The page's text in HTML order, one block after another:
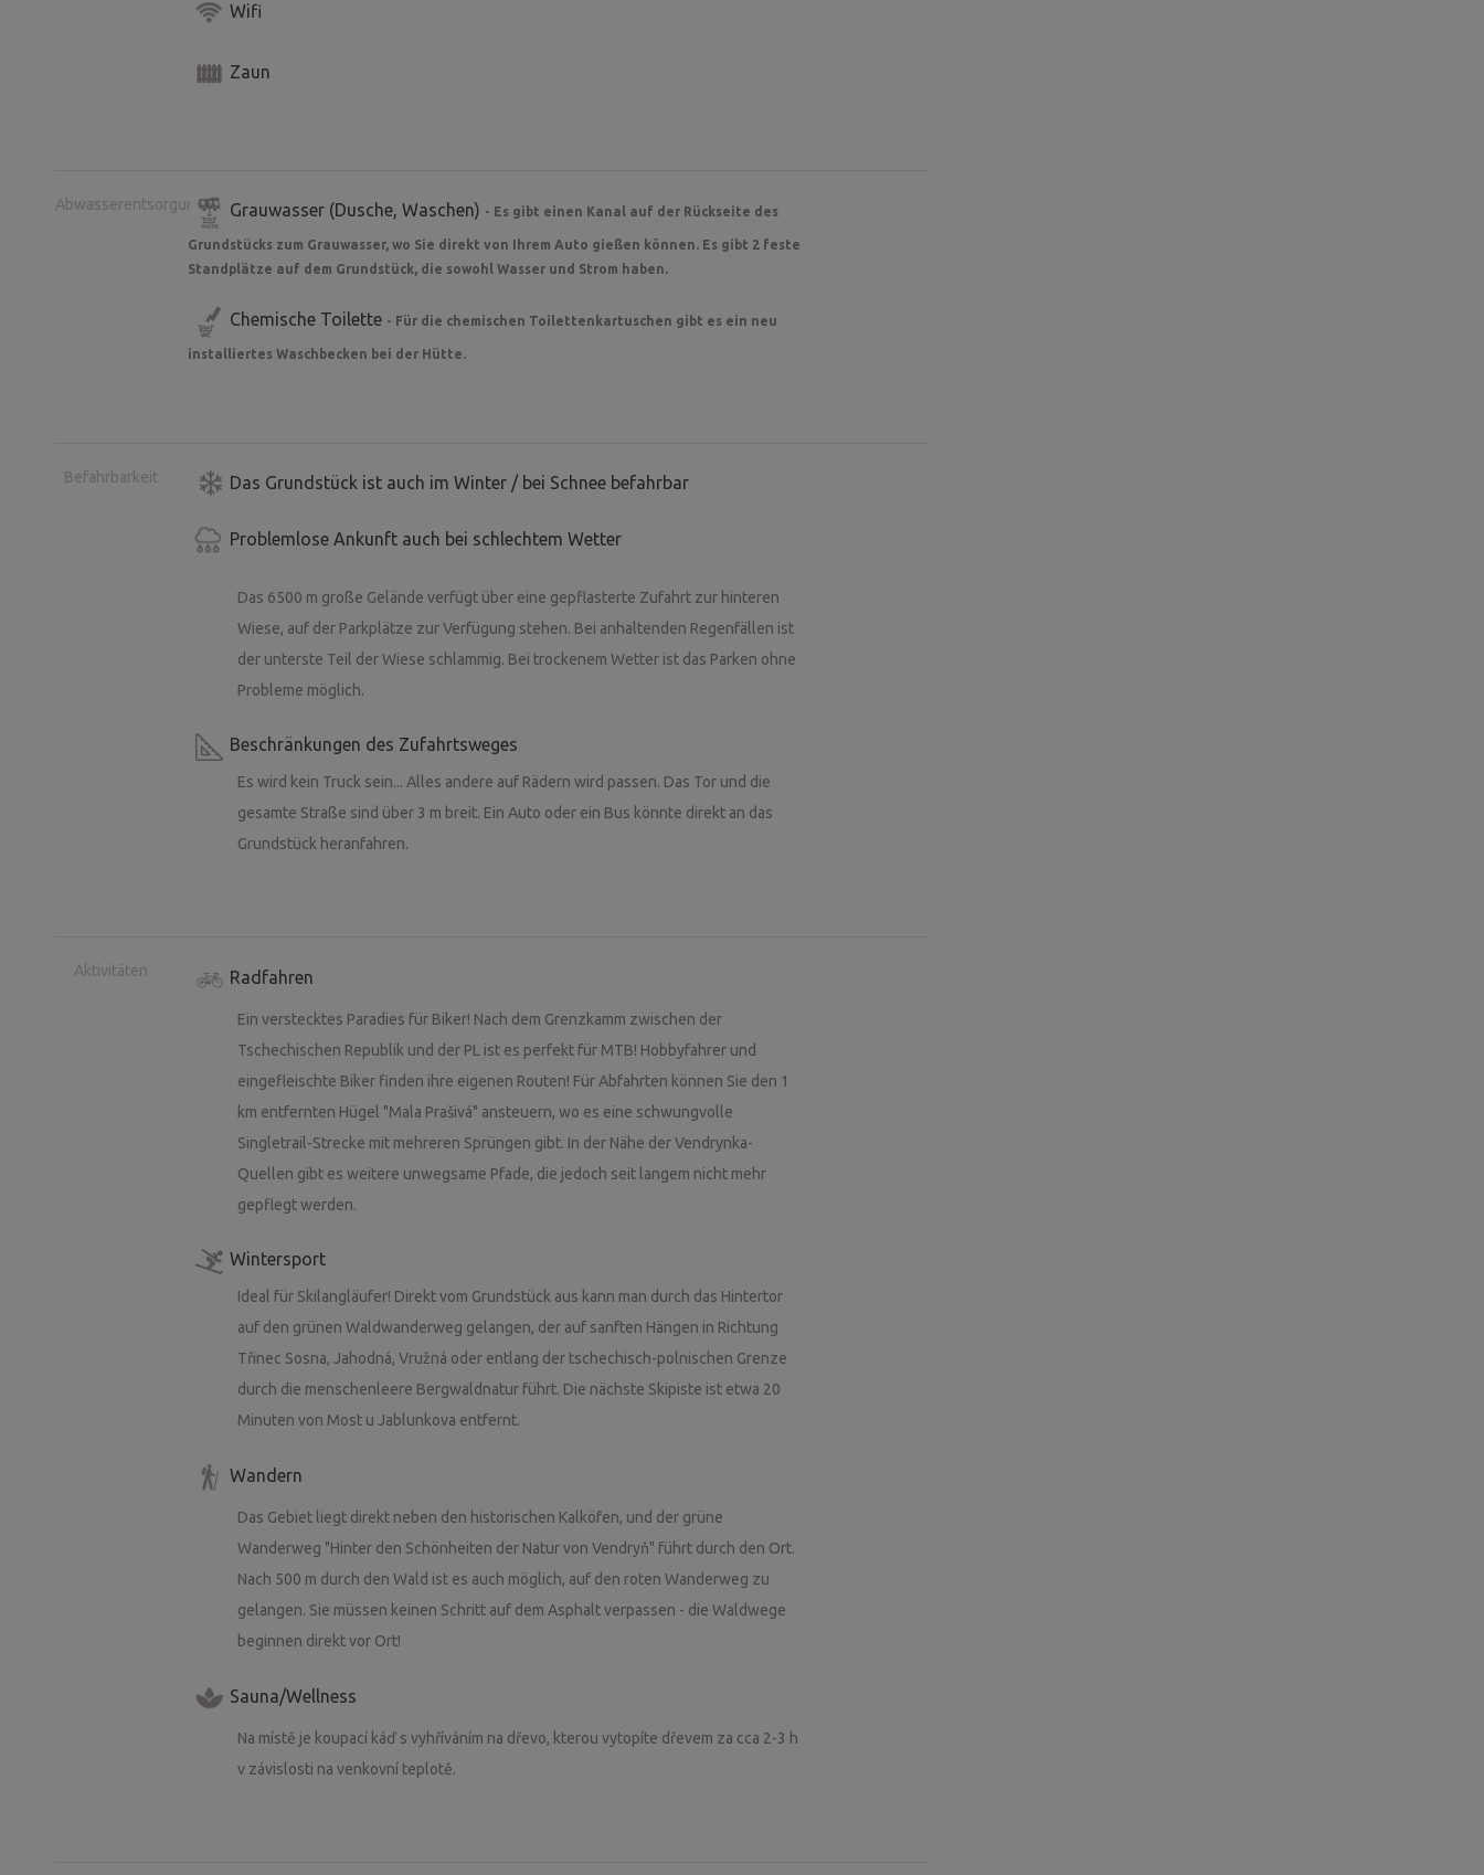
Wifi
Zaun
Abwasserentsorgung Grauwasser (Dusche, Waschen) - Es gibt einen Kanal auf der Rückseite des
Grundstücks zum Grauwasser, wo Sie direkt von Ihrem Auto gießen können. Es gibt 2 feste
Standplätze auf dem Grundstück, die sowohl Wasser und Strom haben.
Chemische Toilette - Für die chemischen Toilettenkartuschen gibt es ein neu
installiertes Waschbecken bei der Hütte.
Befahrbarkeit Das Grundstück ist auch im Winter / bei Schnee befahrbar
Problemlose Ankunft auch bei schlechtem Wetter
Das 6500 m große Gelände verfügt über eine gepflasterte Zufahrt zur hinteren
Wiese, auf der Parkplätze zur Verfügung stehen. Bei anhaltenden Regenfällen ist
der unterste Teil der Wiese schlammig. Bei trockenem Wetter ist das Parken ohne
Probleme möglich.
Beschränkungen des Zufahrtsweges
Es wird kein Truck sein... Alles andere auf Rädern wird passen. Das Tor und die
gesamte Straße sind über 3 m breit. Ein Auto oder ein Bus könnte direkt an das
Grundstück heranfahren.
Aktivitäten Radfahren
Ein verstecktes Paradies für Biker! Nach dem Grenzkamm zwischen der
Tschechischen Republik und der PL ist es perfekt für MTB! Hobbyfahrer und
eingefleischte Biker finden ihre eigenen Routen! Für Abfahrten können Sie den 1
km entfernten Hügel "Mala Prašivá" ansteuern, wo es eine schwungvolle
Singletrail-Strecke mit mehreren Sprüngen gibt. In der Nähe der Vendrynka-
Quellen gibt es weitere unwegsame Pfade, die jedoch seit langem nicht mehr
gepflegt werden.
Wintersport
Ideal für Skilangläufer! Direkt vom Grundstück aus kann man durch das Hintertor
auf den grünen Waldwanderweg gelangen, der auf sanften Hängen in Richtung
Třinec Sosna, Jahodná, Vružná oder entlang der tschechisch-polnischen Grenze
durch die menschenleere Bergwaldnatur führt. Die nächste Skipiste ist etwa 20
Minuten von Most u Jablunkova entfernt.
Wandern
Das Gebiet liegt direkt neben den historischen Kalköfen, und der grüne
Wanderweg "Hinter den Schönheiten der Natur von Vendryň" führt durch den Ort.
Nach 500 m durch den Wald ist es auch möglich, auf den roten Wanderweg zu
gelangen. Sie müssen keinen Schritt auf dem Asphalt verpassen - die Waldwege
beginnen direkt vor Ort!
Sauna/Wellness
Na místě je koupací káď s vyhříváním na dřevo, kterou vytopíte dřevem za cca 2-3 h
v závislosti na venkovní teplotě.